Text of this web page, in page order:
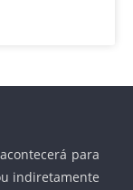
para
indiretamente